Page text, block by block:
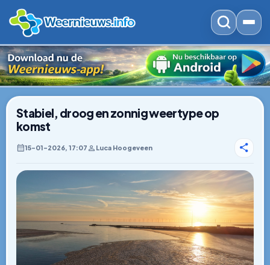
Stabiel, droog en zonnig weertype op
komst
15–01–2026, 17:07 Luca Hoogeveen